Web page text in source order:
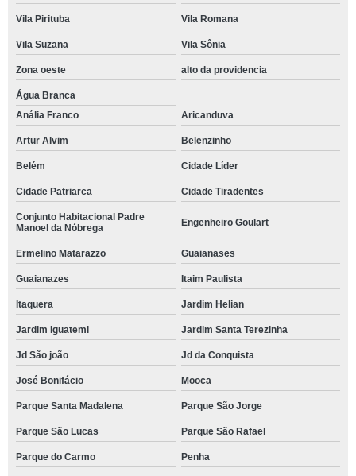
Vila Pirituba Vila Romana
Vila Suzana Vila Sônia
Zona oeste alto da providencia
Água Branca
Anália Franco
Aricanduva
Artur Alvim Belenzinho
Belém Cidade Líder
Cidade Patriarca Cidade Tiradentes
Conjunto Habitacional Padre
Manoel da Nóbrega
Engenheiro Goulart
Ermelino Matarazzo Guaianases
Guaianazes Itaim Paulista
Itaquera Jardim Helian
Jardim Iguatemi Jardim Santa Terezinha
Jd São joão Jd da Conquista
José Bonifácio Mooca
Parque Santa Madalena Parque São Jorge
Parque São Lucas Parque São Rafael
Parque do Carmo Penha